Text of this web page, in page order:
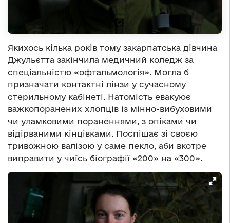
Якихось кілька років тому закарпатська дівчина
Джульєтта закінчила медичний коледж за
спеціальністю «офтальмологія». Могла б
призначати контактні лінзи у сучасному
стерильному кабінеті. Натомість евакуює
важкопоранених хлопців із мінно-вибуховими
чи уламковими пораненнями, з опіками чи
відірваними кінцівками. Поспішає зі своєю
тривожною валізою у саме пекло, аби вкотре
виправити у чиїсь біографії «200» на «300».